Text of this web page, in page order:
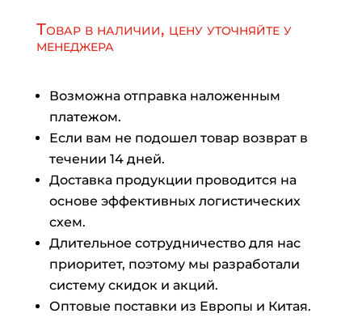
Товар в наличии, цену уточняйте у
менеджера
Возможна отправка наложенным
платежом.
Если вам не подошел товар возврат в
течении 14 дней.
Доставка продукции проводится на
основе эффективных логистических
схем.
Длительное сотрудничество для нас
приоритет, поэтому мы разработали
систему скидок и акций.
Оптовые поставки из Европы и Китая.